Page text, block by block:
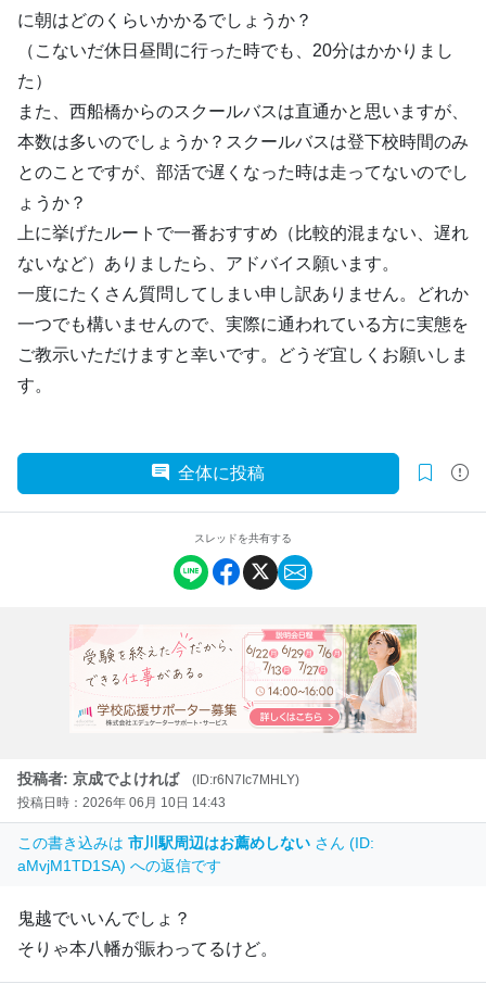
に朝はどのくらいかかるでしょうか？
（こないだ休日昼間に行った時でも、20分はかかりまし
た）
また、西船橋からのスクールバスは直通かと思いますが、
本数は多いのでしょうか？スクールバスは登下校時間のみ
とのことですが、部活で遅くなった時は走ってないのでし
ょうか？
上に挙げたルートで一番おすすめ（比較的混まない、遅れ
ないなど）ありましたら、アドバイス願います。
一度にたくさん質問してしまい申し訳ありません。どれか
一つでも構いませんので、実際に通われている方に実態を
ご教示いただけますと幸いです。どうぞ宜しくお願いしま
す。
全体に投稿
スレッドを共有する
投稿者: 京成でよければ
(ID:r6N7Ic7MHLY)
投稿日時：2026年 06月 10日 14:43
この書き込みは 市川駅周辺はお薦めしない さん (ID:
aMvjM1TD1SA) への返信です
鬼越でいいんでしょ？
そりゃ本八幡が賑わってるけど。